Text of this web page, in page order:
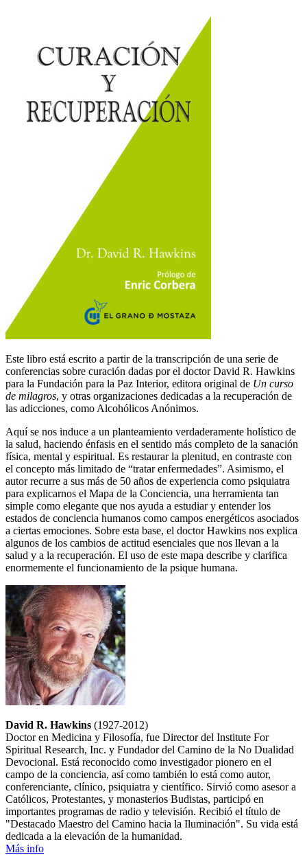
Este libro está escrito a partir de la transcripción de una serie de
conferencias sobre curación dadas por el doctor David R. Hawkins
para la Fundación para la Paz Interior, editora original de Un curso
de milagros, y otras organizaciones dedicadas a la recuperación de
las adicciones, como Alcohólicos Anónimos.
Aquí se nos induce a un planteamiento verdaderamente holístico de
la salud, haciendo énfasis en el sentido más completo de la sanación
física, mental y espiritual. Es restaurar la plenitud, en contraste con
el concepto más limitado de “tratar enfermedades”. Asimismo, el
autor recurre a sus más de 50 años de experiencia como psiquiatra
para explicarnos el Mapa de la Conciencia, una herramienta tan
simple como elegante que nos ayuda a estudiar y entender los
estados de conciencia humanos como campos energéticos asociados
a ciertas emociones. Sobre esta base, el doctor Hawkins nos explica
algunos de los cambios de actitud esenciales que nos llevan a la
salud y a la recuperación. El uso de este mapa describe y clarifica
enormemente el funcionamiento de la psique humana.
David R. Hawkins (1927-2012)
Doctor en Medicina y Filosofía, fue Director del Institute For
Spiritual Research, Inc. y Fundador del Camino de la No Dualidad
Devocional. Está reconocido como investigador pionero en el
campo de la conciencia, así como también lo está como autor,
conferenciante, clínico, psiquiatra y científico. Sirvió como asesor a
Católicos, Protestantes, y monasterios Budistas, participó en
importantes programas de radio y televisión. Recibió el título de
"Destacado Maestro del Camino hacia la Iluminación". Su vida está
dedicada a la elevación de la humanidad.
Más info